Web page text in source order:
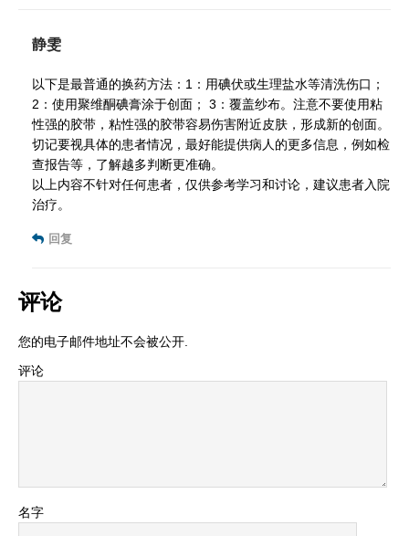
静雯
以下是最普通的换药方法：1：用碘伏或生理盐水等清洗伤口；
2：使用聚维酮碘膏涂于创面； 3：覆盖纱布。注意不要使用粘
性强的胶带，粘性强的胶带容易伤害附近皮肤，形成新的创面。
切记要视具体的患者情况，最好能提供病人的更多信息，例如检
查报告等，了解越多判断更准确。
以上内容不针对任何患者，仅供参考学习和讨论，建议患者入院
治疗。
回复
评论
您的电子邮件地址不会被公开.
评论
名字